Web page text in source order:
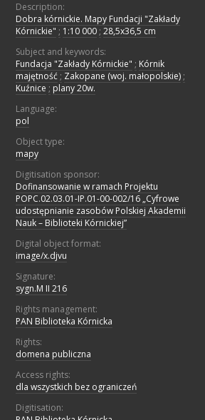
Description:
Dobra kórnickie. Mapy Fundacji "Zakłady
Kórnickie" ; 1:10 000 ; 28,5x36,5 cm
Subject and keywords:
Fundacja "Zakłady Kórnickie" ; Kórnik
majętność ; Zakopane (woj. małopolskie) ;
Kuźnice ; plany 20w.
Language:
pol
Object type:
mapy
Digitisation sponsor:
Dofinansowanie w ramach Projektu
POPC.02.03.01-IP.01-00-002/16 „Cyfrowe
udostępnianie zasobów Polskiej Akademii
Nauk – Biblioteki Kórnickiej”
Digital object format:
image/x.djvu
Signature:
sygn.M II 216
Rights management:
PAN Biblioteka Kórnicka
Rights:
domena publiczna
Access rights:
dla wszystkich bez ograniczeń
Digitisation: